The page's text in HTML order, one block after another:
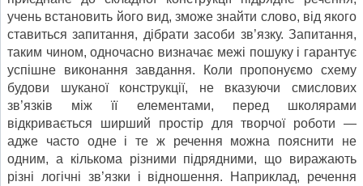
учень встановить його вид, зможе знайти слово, від якого
ставиться запитання, дібрати засоби зв’язку. Запитання,
таким чином, одночасно визначає межі пошуку і гарантує
успішне виконання завдання. Коли пропонуємо схему
будови шуканої конструкції, не вказуючи смислових
зв’язків між її елементами, перед школярами
відкривається ширший простір для творчої роботи —
адже часто одне і те ж речення можна пояснити не
одним, а кількома різними підрядними, що виражають
різні логічні зв’язки і відношення. Наприклад, речення